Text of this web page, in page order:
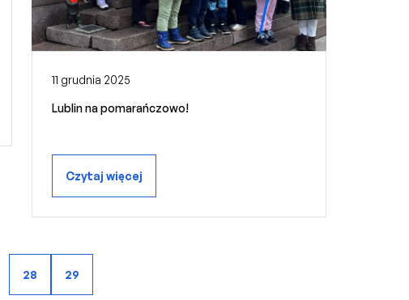
11 grudnia 2025
Lublin na pomarańczowo!
Czytaj więcej
28
29